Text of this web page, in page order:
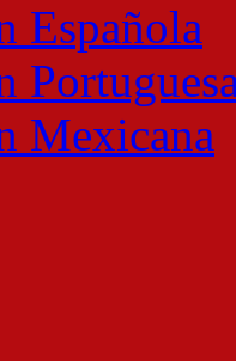
Española
Mexicana